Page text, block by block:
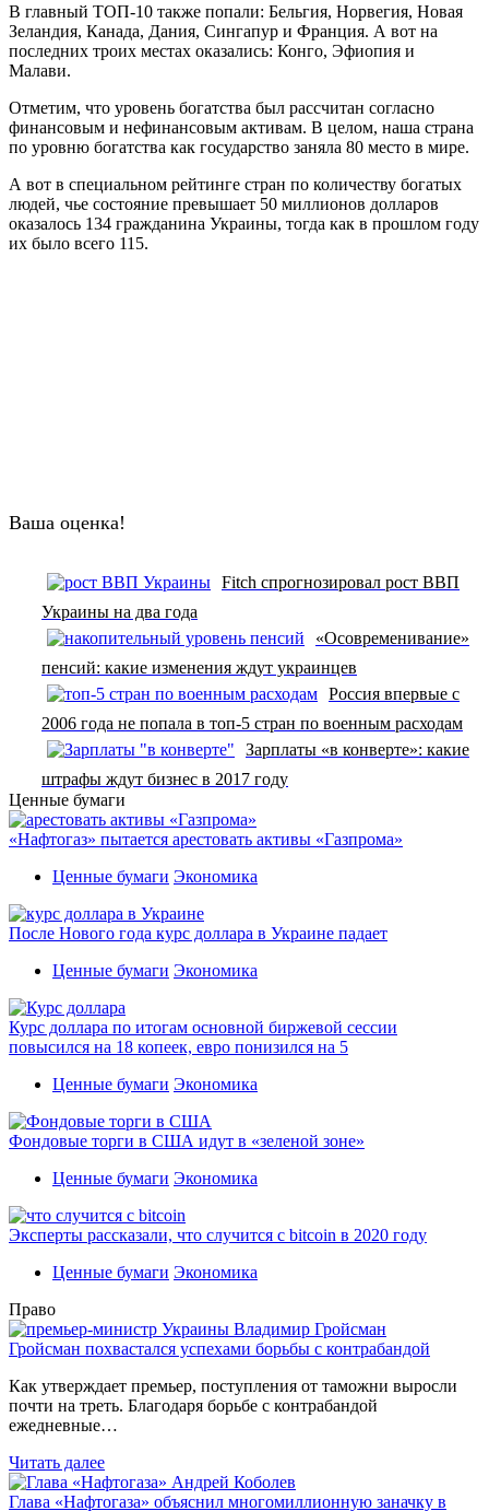
В главный ТОП-10 также попали: Бельгия, Норвегия, Новая
Зеландия, Канада, Дания, Сингапур и Франция. А вот на
последних троих местах оказались: Конго, Эфиопия и
Малави.
Отметим, что уровень богатства был рассчитан согласно
финансовым и нефинансовым активам. В целом, наша страна
по уровню богатства как государство заняла 80 место в мире.
А вот в специальном рейтинге стран по количеству богатых
людей, чье состояние превышает 50 миллионов долларов
оказалось 134 гражданина Украины, тогда как в прошлом году
их было всего 115.
Ваша оценка!
Fitch спрогнозировал рост ВВП
Украины на два года
«Осовременивание»
пенсий: какие изменения ждут украинцев
Россия впервые с
2006 года не попала в топ-5 стран по военным расходам
Зарплаты «в конверте»: какие
штрафы ждут бизнес в 2017 году
Ценные бумаги
«Нафтогаз» пытается арестовать активы «Газпрома»
Ценные бумаги Экономика
После Нового года курс доллара в Украине падает
Ценные бумаги Экономика
Курс доллара по итогам основной биржевой сессии
повысился на 18 копеек, евро понизился на 5
Ценные бумаги Экономика
Фондовые торги в США идут в «зеленой зоне»
Ценные бумаги Экономика
Эксперты рассказали, что случится с bitcoin в 2020 году
Ценные бумаги Экономика
Право
Гройсман похвастался успехами борьбы с контрабандой
Как утверждает премьер, поступления от таможни выросли
почти на треть. Благодаря борьбе с контрабандой
ежедневные…
Читать далее
Глава «Нафтогаза» объяснил многомиллионную заначку в